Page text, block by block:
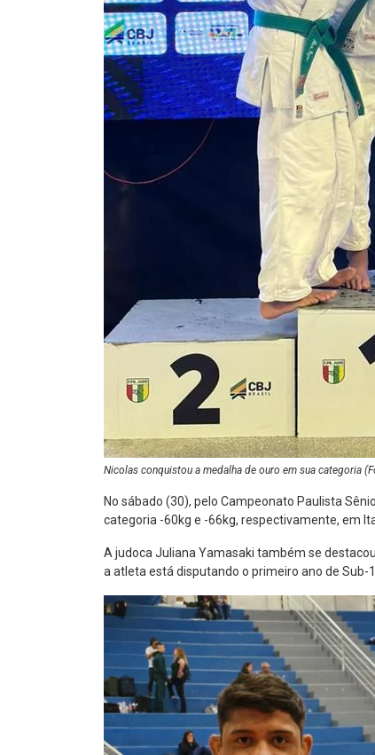
Nicolas conquistou a medalha de ouro em sua categoria
No sábado (30), pelo Campeonato Paulista
categoria -60kg e -66kg, respectivamente, em
A judoca Juliana Yamasaki também se
a atleta está disputando o primeiro ano de